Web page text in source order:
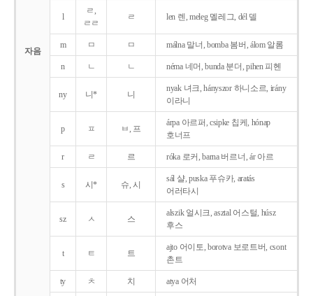
자음
l
ㄹ,
ㄹㄹ
ㄹ len 렌, meleg 멜레그, dél 델
m ㅁ ㅁ málna 말너, bomba 봄버, álom 알롬
n ㄴ ㄴ néma 네머, bunda 분더, pihen 피헨
ny 니* 니
nyak 녀크, hányszor 하니소르, irány
이라니
p ㅍ ㅂ, 프
árpa 아르퍼, csipke 칩케, hónap
호너프
r ㄹ 르 róka 로커, barna 버르너, ár 아르
s 시* 슈, 시
sál 샬, puska 푸슈카, aratás
어러타시
sz ㅅ 스
alszik 얼시크, asztal 어스털, húsz
후스
t ㅌ 트
ajto 어이토, borotva 보로트버, csont
촌트
ty ㅊ 치 atya 어처